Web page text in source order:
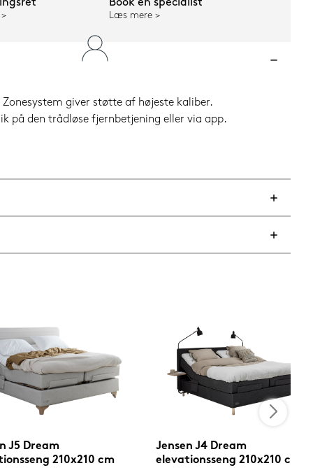
Book en specialist
Læs mere
giver støtte af højeste kaliber.
på den trådløse fjernbetjening eller via app.
J5 Dream
210x210 cm
Jensen J4 Dream
elevationsseng 210x210 cm